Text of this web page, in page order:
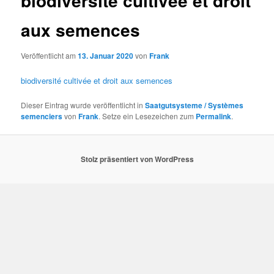
aux semences
Veröffentlicht am13. Januar 2020vonFrank
biodiversité cultivée et droit aux semences
Dieser Eintrag wurde veröffentlicht inSaatgutsysteme / Systèmes
semenciersvonFrank. Setze ein Lesezeichen zum Permalink.
Stolz präsentiert von WordPress